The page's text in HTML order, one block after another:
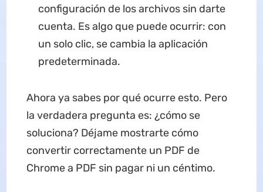
configuración de los archivos sin darte
cuenta. Es algo que puede ocurrir: con
un solo clic, se cambia la aplicación
predeterminada.
Ahora ya sabes por qué ocurre esto. Pero
la verdadera pregunta es: ¿cómo se
soluciona? Déjame mostrarte cómo
convertir correctamente un PDF de
Chrome a PDF sin pagar ni un céntimo.